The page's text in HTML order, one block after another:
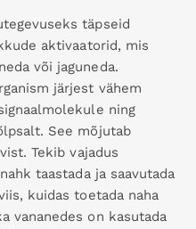
täpseid
aktivaatorid, mis
või jaguneda.
järjest vähem
ning
See mõjutab
Tekib vajadus
taastada ja saavutada
kuidas toetada naha
vananedes on kasutada